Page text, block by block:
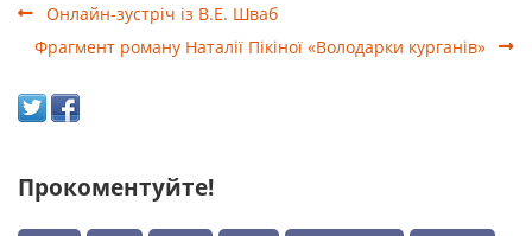
Онлайн-зустріч із В.Е. Шваб
Фрагмент роману Наталії Пікіної «Володарки курганів»
Прокоментуйте!